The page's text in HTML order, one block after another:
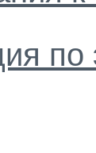
по